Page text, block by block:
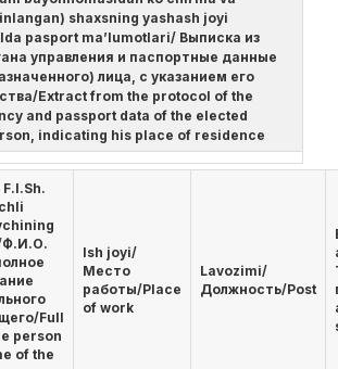
shaxsning yashash joyi
pasport ma’lumotlari/ Выписка из
управления и паспортные данные
лица, с указанием его
Extract from the protocol of the
and passport data of the elected
indicating his place of residence
Ф.И.О.
Full
person
of the
Ish joyi/
Место
работы/Place
of work
Lavozimi/
Должность/Post